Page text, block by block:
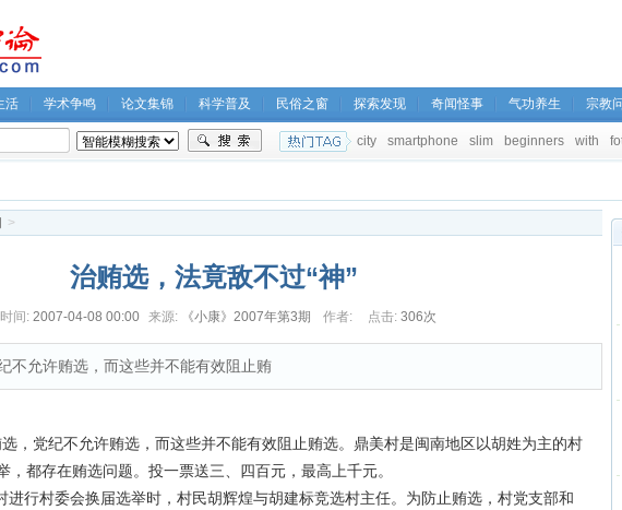
活 学术争鸣 论文集锦 科学普及 民俗之窗 探索发现 奇闻怪事 气功养生 宗教
city smartphone slim beginners with
>
治贿选，法竟敌不过“神”
时间: 2007-04-08 00:00 来源: 《小康》2007年第3期 作者: 点击: 306次
不允许贿选，而这些并不能有效阻止贿
党纪不允许贿选，而这些并不能有效阻止贿选。鼎美村是闽南地区以胡姓为主的村
，都存在贿选问题。投一票送三、四百元，最高上千元。
村委会换届选举时，村民胡辉煌与胡建标竞选村主任。为防止贿选，村党支部和